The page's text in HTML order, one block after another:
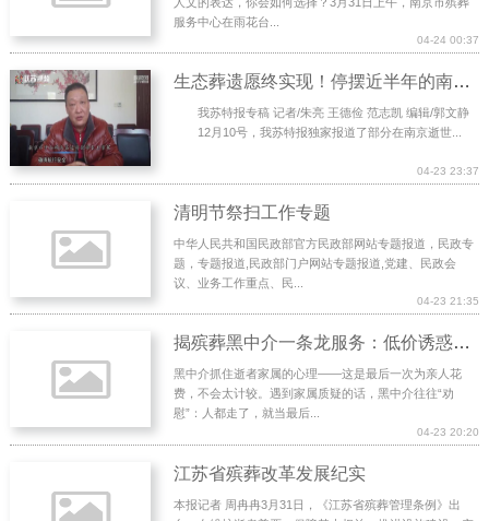
服务中心在雨花台...
04-24 00:37
生态葬遗愿终实现！停摆近半年的南京个人江葬业务恢复
我苏特报专稿 记者/朱亮 王德俭 范志凯 编辑/郭文静
12月10号，我苏特报独家报道了部分在南京逝世...
04-23 23:37
清明节祭扫工作专题
中华人民共和国民政部官方民政部网站专题报道，民政专
题，专题报道,民政部门户网站专题报道,党建、民政会
议、业务工作重点、民...
04-23 21:35
揭殡葬黑中介一条龙服务：低价诱惑设陷阱，拉拢护工给提成
黑中介抓住逝者家属的心理——这是最后一次为亲人花
费，不会太计较。遇到家属质疑的话，黑中介往往“劝
慰”：人都走了，就当最后...
04-23 20:20
江苏省殡葬改革发展纪实
本报记者 周冉冉3月31日，《江苏省殡葬管理条例》出